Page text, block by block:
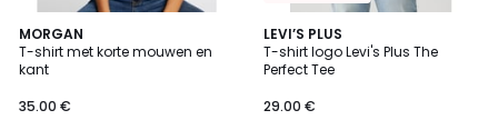
MORGAN
T-shirt met korte mouwen en
kant
35.00 €
4.8
/ 5
LEVI’S PLUS
T-shirt logo Levi's Plus The
Perfect Tee
29.00 €
4.4
/ 5